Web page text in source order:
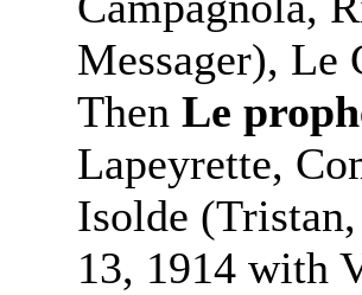
Messager), Le
Then Le
Lapeyrette,
Isolde
13, 1914 with